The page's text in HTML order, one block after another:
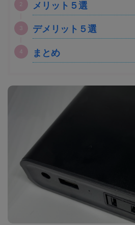
メリット５選
デメリット５選
まとめ